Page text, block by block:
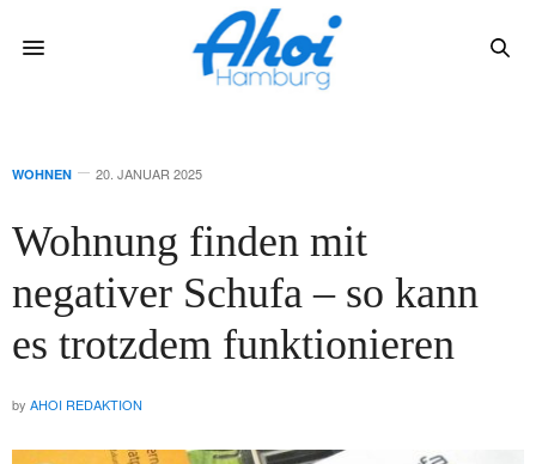
WOHNEN 20. JANUAR 2025
Wohnung finden mit
negativer Schufa – so kann
es trotzdem funktionieren
by AHOI REDAKTION